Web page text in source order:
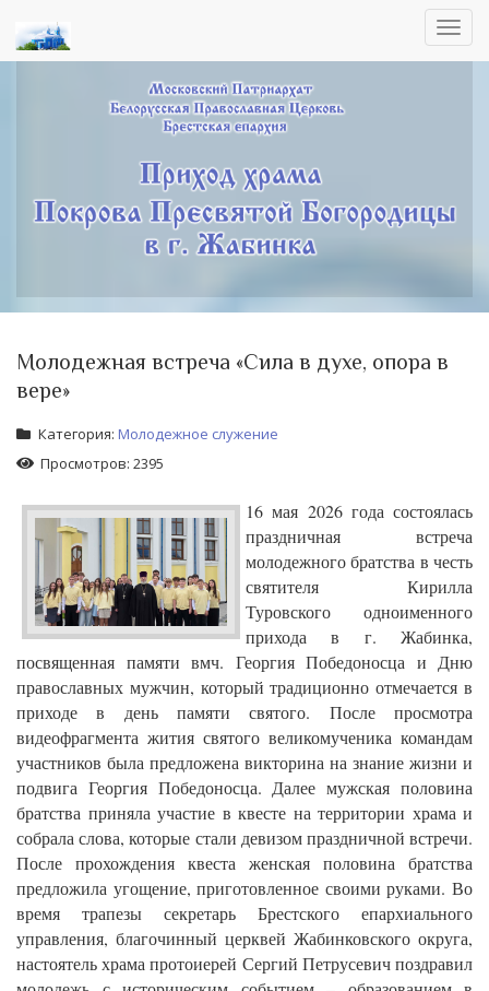
Молодежная встреча «Сила в духе, опора в
вере»
Категория: Молодежное служение
Просмотров: 2395
16 мая 2026 года состоялась
праздничная встреча
молодежного братства в честь
святителя Кирилла
Туровского одноименного
прихода в г. Жабинка,
посвященная памяти вмч. Георгия Победоносца и Дню
православных мужчин, который традиционно отмечается в
приходе в день памяти святого. После просмотра
видеофрагмента жития святого великомученика командам
участников была предложена викторина на знание жизни и
подвига Георгия Победоносца. Далее мужская половина
братства приняла участие в квесте на территории храма и
собрала слова, которые стали девизом праздничной встречи.
После прохождения квеста женская половина братства
предложила угощение, приготовленное своими руками. Во
время трапезы секретарь Брестского епархиального
управления, благочинный церквей Жабинковского округа,
настоятель храма протоиерей Сергий Петрусевич поздравил